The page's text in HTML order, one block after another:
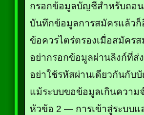
กรอกข้อมูลบัญชีสำหรับถอน
บันทึกข้อมูลการสมัครแล้วก็
ข้อควรไตร่ตรองเมื่อสมัคร
อย่ากรอกข้อมูลผ่านลิงก์ที่ส่
อย่าใช้รหัสผ่านเดียวกันกับ
แม้ระบบขอข้อมูลเกินความ
หัวข้อ 2 — การเข้าสู่ระบบ